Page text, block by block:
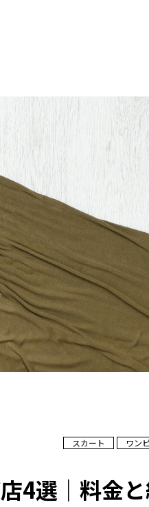
スカート ワン
4選｜料金